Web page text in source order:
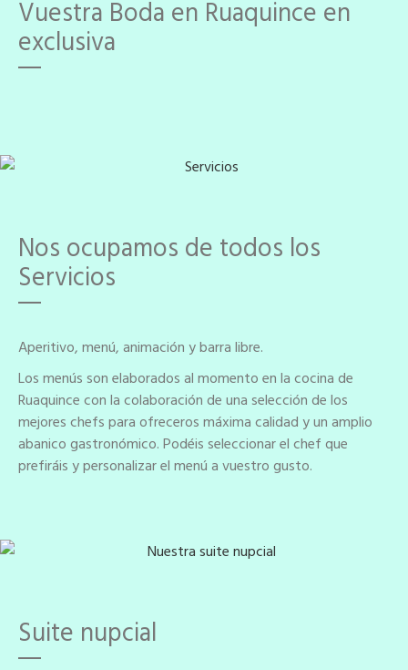
Vuestra Boda en Ruaquince en
exclusiva
Nos ocupamos de todos los
Servicios
Aperitivo, menú, animación y barra libre.
Los menús son elaborados al momento en la cocina de
Ruaquince con la colaboración de una selección de los
mejores chefs para ofreceros máxima calidad y un amplio
abanico gastronómico. Podéis seleccionar el chef que
prefiráis y personalizar el menú a vuestro gusto.
Suite nupcial